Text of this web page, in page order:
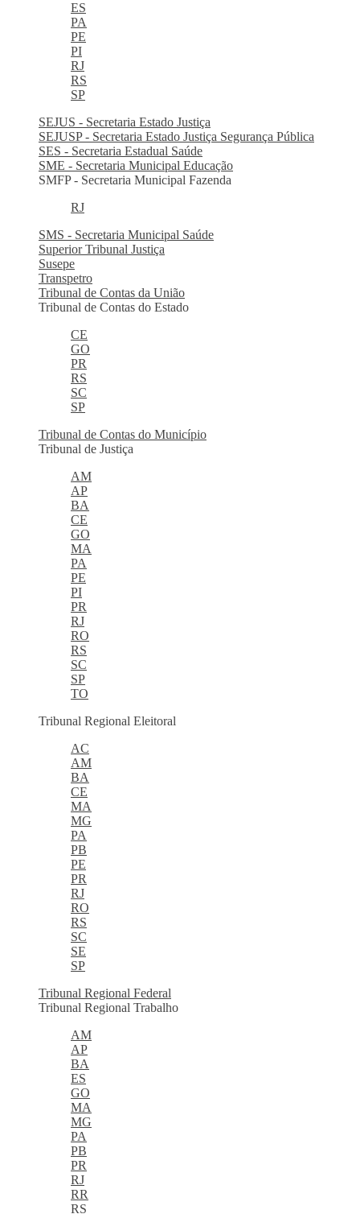
ES
PA
PE
PI
RJ
RS
SP
SEJUS - Secretaria Estado Justiça
SEJUSP - Secretaria Estado Justiça Segurança Pública
SES - Secretaria Estadual Saúde
SME - Secretaria Municipal Educação
SMFP - Secretaria Municipal Fazenda
RJ
SMS - Secretaria Municipal Saúde
Superior Tribunal Justiça
Susepe
Transpetro
Tribunal de Contas da União
Tribunal de Contas do Estado
CE
GO
PR
RS
SC
SP
Tribunal de Contas do Município
Tribunal de Justiça
AM
AP
BA
CE
GO
MA
PA
PE
PI
PR
RJ
RO
RS
SC
SP
TO
Tribunal Regional Eleitoral
AC
AM
BA
CE
MA
MG
PA
PB
PE
PR
RJ
RO
RS
SC
SE
SP
Tribunal Regional Federal
Tribunal Regional Trabalho
AM
AP
BA
ES
GO
MA
MG
PA
PB
PR
RJ
RR
RS